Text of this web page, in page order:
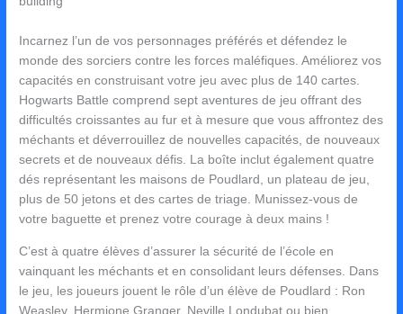
Incarnez l’un de vos personnages préférés et défendez le
monde des sorciers contre les forces maléfiques. Améliorez vos
capacités en construisant votre jeu avec plus de 140 cartes.
Hogwarts Battle comprend sept aventures de jeu offrant des
difficultés croissantes au fur et à mesure que vous affrontez des
méchants et déverrouillez de nouvelles capacités, de nouveaux
secrets et de nouveaux défis. La boîte inclut également quatre
dés représentant les maisons de Poudlard, un plateau de jeu,
plus de 50 jetons et des cartes de triage. Munissez-vous de
votre baguette et prenez votre courage à deux mains !
C’est à quatre élèves d’assurer la sécurité de l’école en
vainquant les méchants et en consolidant leurs défenses. Dans
le jeu, les joueurs jouent le rôle d’un élève de Poudlard : Ron
Weasley, Hermione Granger, Neville Londubat ou bien